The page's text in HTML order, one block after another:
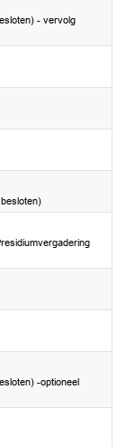
- vervolg
-optioneel